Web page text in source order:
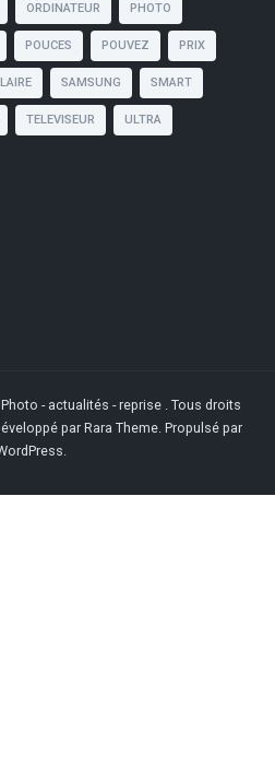
ORDINATEUR PHOTO
POUCES POUVEZ PRIX
SAMSUNG SMART
TELEVISEUR ULTRA
Photo - actualités - reprise . Tous droits
par Rara Theme. Propulsé par
.